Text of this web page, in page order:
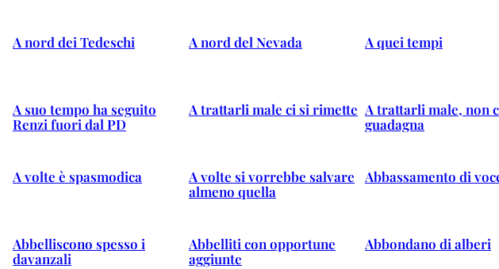
A nord dei Tedeschi A nord del Nevada A quei tempi
A suo tempo ha seguito
Renzi fuori dal PD
A trattarli male ci si rimette A trattarli male, non
guadagna
A volte è spasmodica
A volte si vorrebbe salvare
almeno quella
Abbassamento di
Abbelliscono spesso i
davanzali
Abbelliti con opportune
aggiunte
Abbondano di alberi